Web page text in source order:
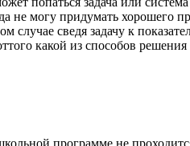
не могу придумать хорошего
сведя задачу к
какой из способов
программе не